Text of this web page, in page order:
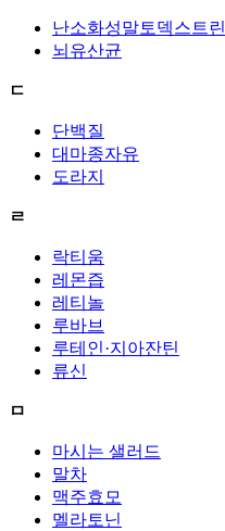
난소화성말토덱스트린
뇌유산균
ㄷ
단백질
대마종자유
도라지
ㄹ
락티움
레몬즙
레티놀
루바브
루테인·지아잔틴
류신
ㅁ
마시는 샐러드
말차
맥주효모
멜라토닌